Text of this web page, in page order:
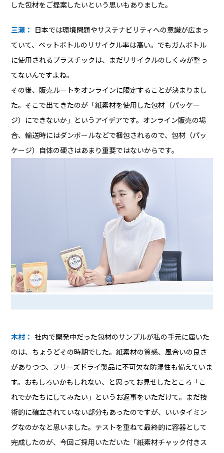
した包材をご提案したいという思いもありました。
三瀬：
日本では環境問題やサステナビリティへの意識が広まっ
ていて、ペットボトルのリサイクル率は高い。でもガムボトル
に使用されるプラスチックは、まだリサイクルのしくみが整っ
てないんですよね。
その後、販売ルートをオンラインに限定することが決まりまし
た。そこで出てきたのが「紙素材を使用した包材（パッケー
ジ）にできないか」というアイデアです。オンライン販売の場
合、輸送時にはダンボールなどで梱包されるので、包材（パッ
ケージ）自体の硬さはあまり重要ではないからです。
木村：
社内で開発中だった包材のサンプルが私の手元に届いた
のは、ちょうどその時期でした。紙素材の質感、風合いの良さ
がありつつ、フリーズドライ製品に不可欠な防湿性も備えていま
す。おもしろいかもしれない、と思ってお見せしたところ「こ
れでかたちにしてみたい」というお返事をいただけて。まだ技
術的に確立されていない部分もあったのですが、いいタイミン
グなのかなと思いました。テストを重ねて最終的に容器として
完成したのが、今回ご採用いただいた「紙素材チャック付きス